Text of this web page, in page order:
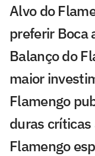
Alvo do
preferir Boca
Balanço do
maior
Flamengo
duras
Flamengo